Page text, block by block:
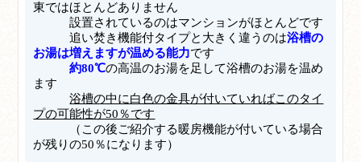
東ではほとんどありません
設置されているのはマンションがほとんどです
追い焚き機能付タイプと大きく違うのは浴槽の
お湯は増えますが温める能力です
約80℃の高温のお湯を足して浴槽のお湯を温め
ます
浴槽の中に白色の金具が付いていればこのタイ
プの可能性が50％です
（この後ご紹介する暖房機能が付いている場合
が残りの50％になります）